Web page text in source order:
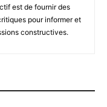
est de fournir des
pour informer et
constructives.